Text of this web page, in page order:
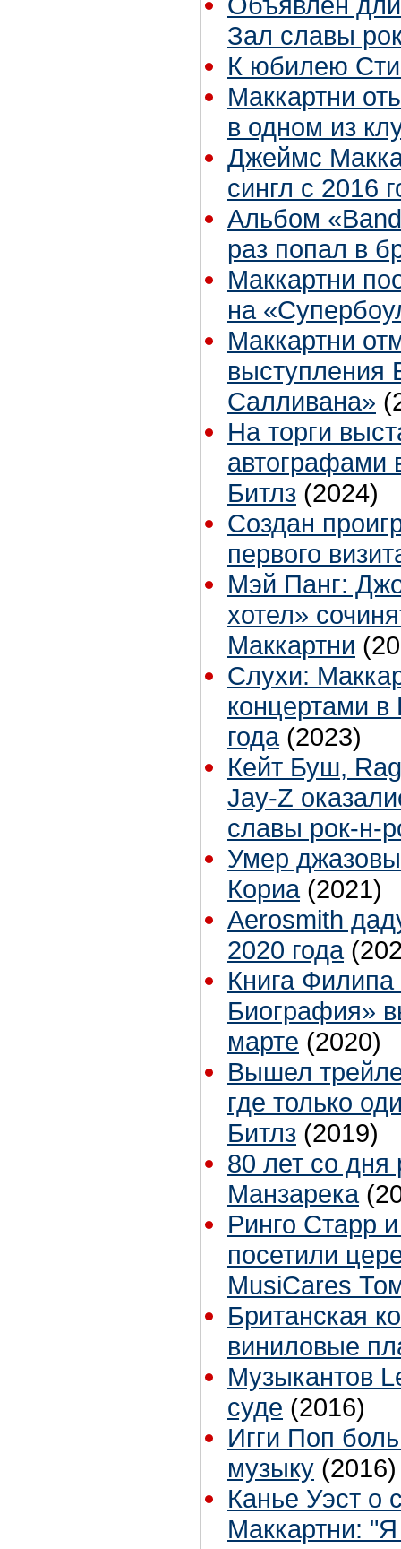
Зал славы
К юбилею
Маккартни
в одном из
Джеймс
сингл с 2016
Альбом
раз попал в
Маккартни
на
Маккартни
выступления
Салливана»
На торги
автографами
Битлз (2024)
Создан
первого
Мэй Панг:
хотел»
Маккартни
Слухи:
концертами
года (2023)
Кейт Буш,
Jay-Z
славы рок-н-
Умер
Кориа (2021)
Aerosmith
2020 года
Книга
Биография»
марте (2020)
Вышел
где только
Битлз (2019)
80 лет со
Манзарека
Ринго Старр
посетили
MusiCares
Британская
виниловые
Музыкантов
суде (2016)
Игги Поп
музыку (2016)
Канье Уэст о
Маккартни: